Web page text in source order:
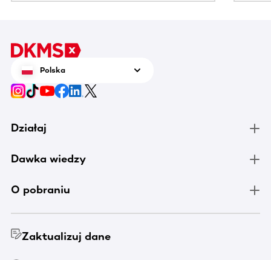
Polska
Działaj
Dawka wiedzy
O pobraniu
Zaktualizuj dane